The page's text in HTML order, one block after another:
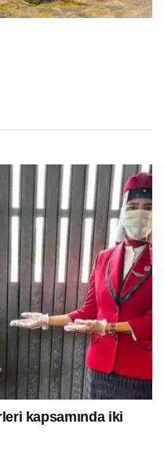
kapsamında iki